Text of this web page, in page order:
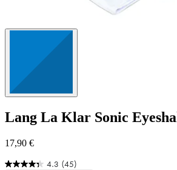
Lang La Klar Sonic
17,90 €
4.3 (45)